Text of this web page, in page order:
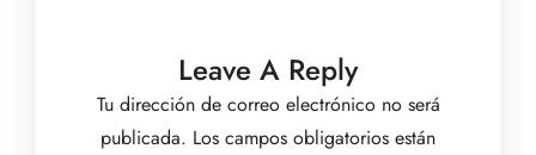
Leave A Reply
Tu dirección de correo electrónico no será
publicada. Los campos obligatorios están